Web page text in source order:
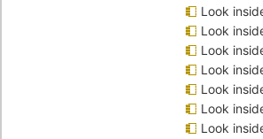
Look
Look
Look
Look
Look
Look
Look